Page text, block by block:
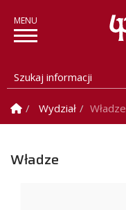
Szukaj informacji
Strona Główna
Wydział Władze
Władze